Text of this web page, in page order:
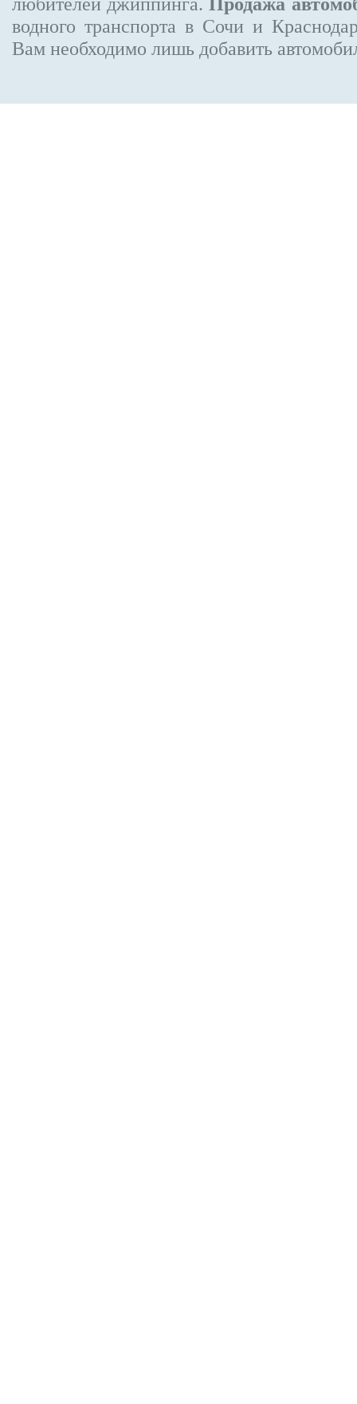
водного транспорта в Сочи и
Вам необходимо лишь добавить